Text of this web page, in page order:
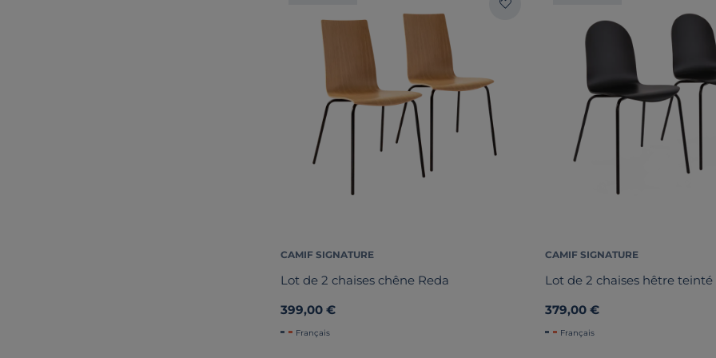
CAMIF SIGNATURE
Lot de 2 chaises chêne Reda
399,00 €
Français
CAMIF SIGNATURE
Lot de 2 chaises hêtre teinté
379,00 €
Français